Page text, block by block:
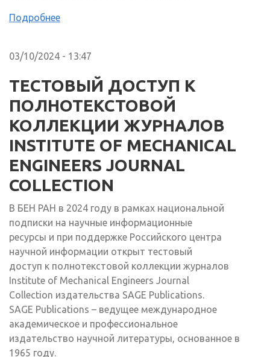
Подробнее
03/10/2024 - 13:47
ТЕСТОВЫЙ ДОСТУП К
ПОЛНОТЕКСТОВОЙ
КОЛЛЕКЦИИ ЖУРНАЛОВ
INSTITUTE OF MECHANICAL
ENGINEERS JOURNAL
COLLECTION
В БЕН РАН в 2024 году в рамках национальной
подписки на научные информационные
ресурсы и при поддержке Российского центра
научной информации открыт тестовый
доступ к полнотекстовой коллекции журналов
Institute of Mechanical Engineers Journal
Collection издательства SAGE Publications.
SAGE Publications – ведущее международное
академическое и профессиональное
издательство научной литературы, основанное в
1965 году.